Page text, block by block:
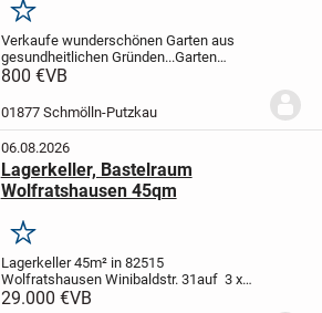
Merken
Verkaufe wunderschönen Garten aus
gesundheitlichen Gründen...Garten
befindet sich unterhalb vom Steinbruch in
Anbaupflichten..!!..und man ist schnell im
800 €VB
01877 Schmölln-Putzkau
06.08.2026
Lagerkeller, Bastelraum
Wolfratshausen 45qm
Merken
Lagerkeller 45m² in 82515
Wolfratshausen Winibaldstr. 31auf 3 x
15m bietet sich viel Stellwand für
29.000 €VB